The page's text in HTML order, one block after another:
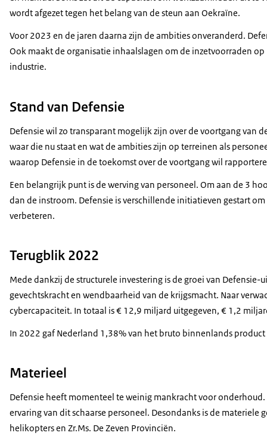
wordt afgezet tegen het belang van de steun aan Oekraïne.
Voor 2023 en de jaren daarna zijn de ambities onveranderd.
Ook maakt de organisatie inhaalslagen om de inzetvoorraden
industrie.
Stand van Defensie
Defensie wil zo transparant mogelijk zijn over de voortgang van
waar die nu staat en wat de ambities zijn op terreinen als
waarop Defensie in de toekomst over de voortgang wil
Een belangrijk punt is de werving van personeel. Om aan de 3
dan de instroom. Defensie is verschillende initiatieven gestart
verbeteren.
Terugblik 2022
Mede dankzij de structurele investering is de groei van
gevechtskracht en wendbaarheid van de krijgsmacht. Naar
cybercapaciteit. In totaal is € 12,9 miljard uitgegeven, € 1,2
In 2022 gaf Nederland 1,38% van het bruto binnenlands
Materieel
Defensie heeft momenteel te weinig mankracht voor
ervaring van dit schaarse personeel. Desondanks is de
helikopters en Zr.Ms. De Zeven Provinciën.